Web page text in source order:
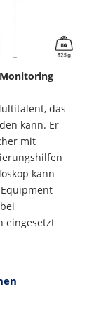
das
kann. Er
mit
kann
eingesetzt